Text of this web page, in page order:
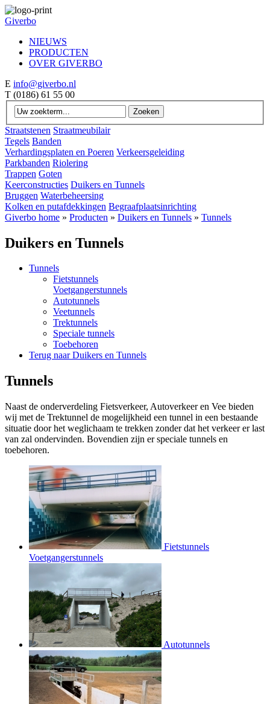
Giverbo
NIEUWS
PRODUCTEN
OVER GIVERBO
E info@giverbo.nl
T (0186) 61 55 00
Straatstenen Straatmeubilair
Tegels Banden
Verhardingsplaten en Poeren Verkeersgeleiding
Parkbanden Riolering
Trappen Goten
Keerconstructies Duikers en Tunnels
Bruggen Waterbeheersing
Kolken en putafdekkingen Begraafplaatsinrichting
Giverbo home » Producten » Duikers en Tunnels » Tunnels
Duikers en Tunnels
Tunnels
Fietstunnels
Voetgangerstunnels
Autotunnels
Veetunnels
Trektunnels
Speciale tunnels
Toebehoren
Terug naar Duikers en Tunnels
Tunnels
Naast de onderverdeling Fietsverkeer, Autoverkeer en Vee bieden
wij met de Trektunnel de mogelijkheid een tunnel in een bestaande
situatie door het weglichaam te trekken zonder dat het verkeer er last
van zal ondervinden. Bovendien zijn er speciale tunnels en
toebehoren.
Fietstunnels
Voetgangerstunnels
Autotunnels